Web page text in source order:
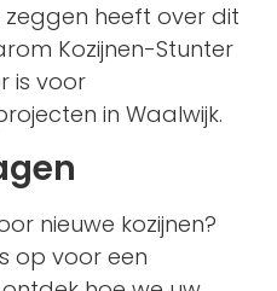
heeft over dit
Kozijnen-Stunter
is voor
in Waalwijk.
nieuwe kozijnen?
op voor een